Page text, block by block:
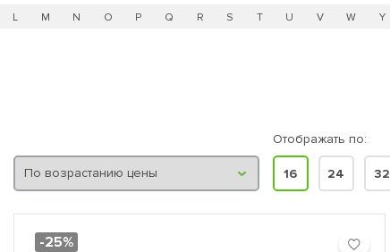
L M N O P Q R S T U V W Y
Отображать по:
16 24 32
-25%